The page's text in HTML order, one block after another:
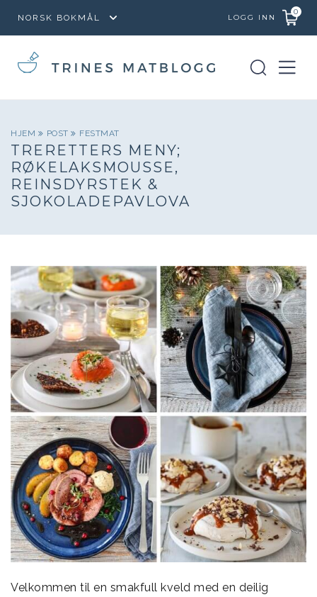
LOGG INN
0
HJEM POST FESTMAT
TRERETTERS MENY;
RØKELAKSMOUSSE,
REINSDYRSTEK &
SJOKOLADEPAVLOVA
Velkommen til en smakfull kveld med en deilig